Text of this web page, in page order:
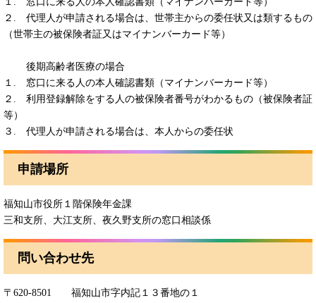
２. 代理人が申請される場合は、世帯主からの委任状又は類するもの
（世帯主の被保険者証又はマイナンバーカード等）
後期高齢者医療の場合
１. 窓口に来る人の本人確認書類（マイナンバーカード等）
２. 利用登録解除をする人の被保険者番号がわかるもの（被保険者証
等）
３. 代理人が申請される場合は、本人からの委任状
申請場所
福知山市役所１階保険年金課
三和支所、大江支所、夜久野支所の窓口相談係
問い合わせ先
〒620-8501 福知山市字内記１３番地の１